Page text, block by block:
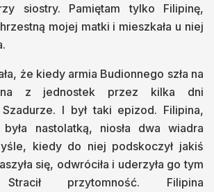
siostry. Pamiętam tylko Filipinę,
mojej matki i mieszkała u niej
że kiedy armia Budionnego szła na
z jednostek przez kilka dni
Szadurze. I był taki epizod. Filipina,
nastolatką, niosła dwa wiadra
kiedy do niej podskoczył jakiś
się, odwróciła i uderzyła go tym
Stracił przytomność. Filipina